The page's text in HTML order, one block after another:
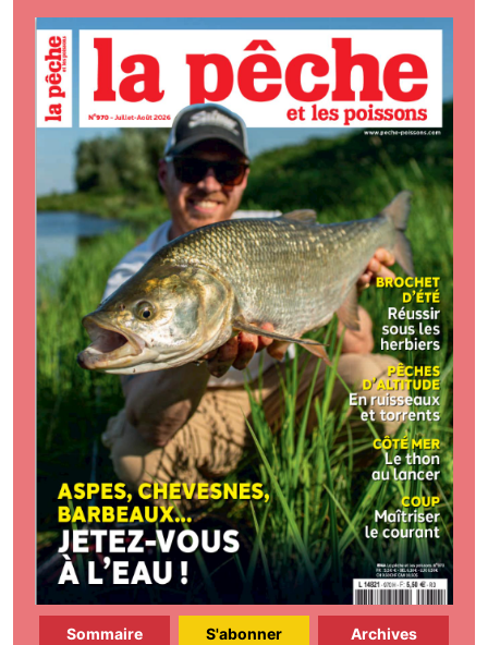
Sommaire S'abonner Archives